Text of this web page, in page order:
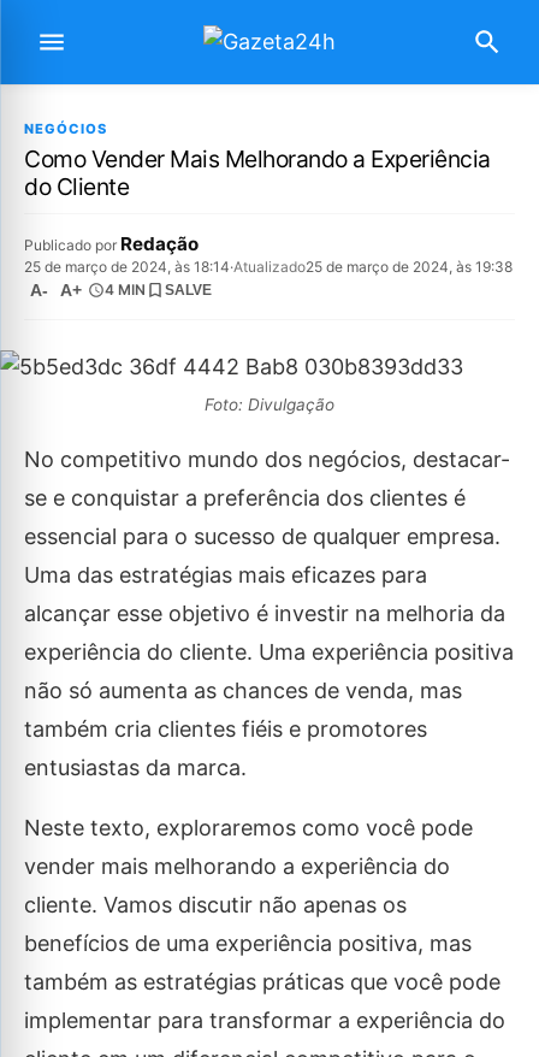
NEGÓCIOS
Como Vender Mais Melhorando a Experiência
do Cliente
Publicado por Redação
25 de março de 2024, às 18:14·Atualizado25 de março de 2024, às 19:38
A- A+ 4 MIN SALVE
Foto: Divulgação
No competitivo mundo dos negócios, destacar-
se e conquistar a preferência dos clientes é
essencial para o sucesso de qualquer empresa.
Uma das estratégias mais eficazes para
alcançar esse objetivo é investir na melhoria da
experiência do cliente. Uma experiência positiva
não só aumenta as chances de venda, mas
também cria clientes fiéis e promotores
entusiastas da marca.
Neste texto, exploraremos como você pode
vender mais melhorando a experiência do
cliente. Vamos discutir não apenas os
benefícios de uma experiência positiva, mas
também as estratégias práticas que você pode
implementar para transformar a experiência do